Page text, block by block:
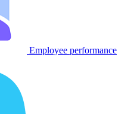
Employee performance